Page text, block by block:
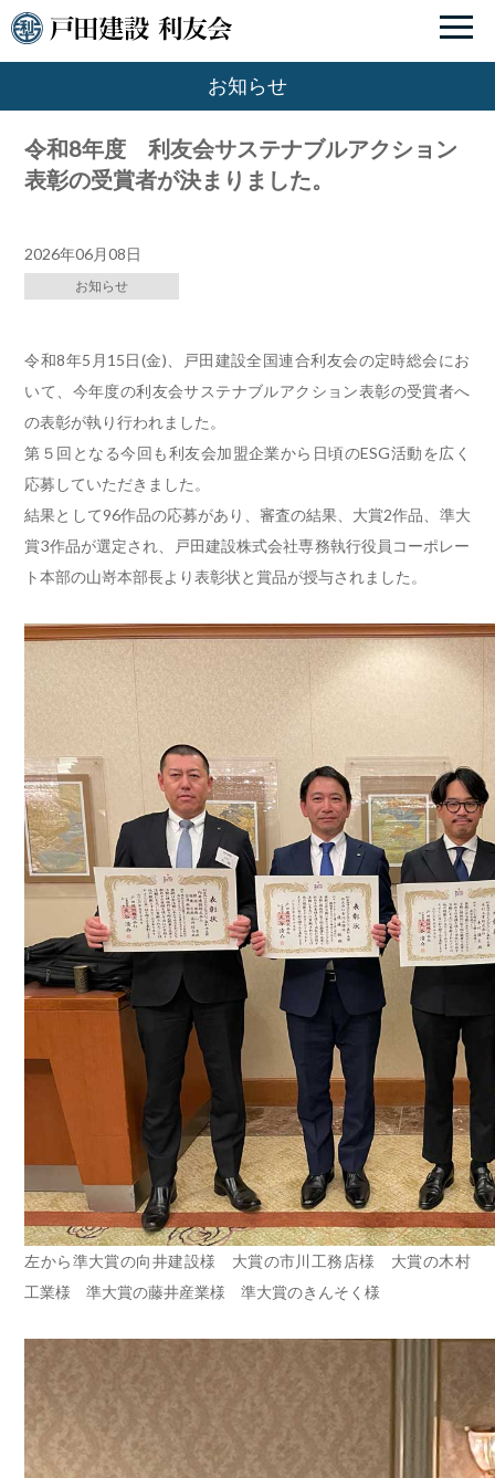
お知らせ
令和8年度 利友会サステナブルアクション
表彰の受賞者が決まりました。
2026年06月08日
お知らせ
令和8年5月15日(金)、
戸田建設全国連合利友会の定時総会にお
いて、 今年度の利友会サステナブルアクション表彰の受賞者へ
の表彰が執り行われました。
第５回となる今回も利友会加盟企業から日頃のESG活動を広く
応募していただきました。
結果として96作品の応募があり、審査の結果、大賞2作品、 準大
賞3作品が選定され、
戸田建設株式会社専務執行役員コーポレー
ト本部の山嵜本部長より表彰状と賞品が授与されました。
左から準大賞の向井建設様 大賞の市川工務店様 大賞の木村
工業様 準大賞の藤井産業様 準大賞のきんそく様